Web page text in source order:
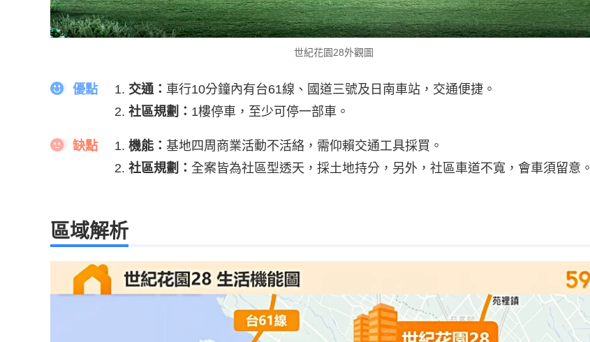
世紀花園28外觀圖
優點 交通： 車行10分鐘內有台61線、國道三號及日南車站，交通便捷。
社區規劃： 1樓停車，至少可停一部車。
缺點 機能： 基地四周商業活動不活絡，需仰賴交通工具採買。
社區規劃： 全案皆為社區型透天，採土地持分，另外，社區車道不寬，會車須留意。
區域解析